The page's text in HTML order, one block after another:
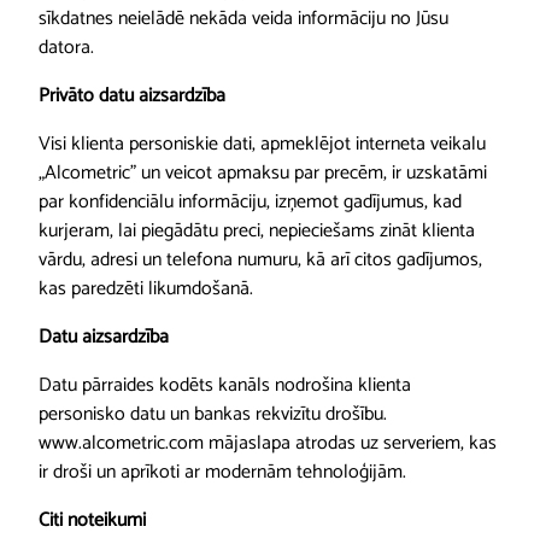
sīkdatnes neielādē nekāda veida informāciju no Jūsu
datora.
Privāto datu aizsardzība
Visi klienta personiskie dati, apmeklējot interneta veikalu
„Alcometric” un veicot apmaksu par precēm, ir uzskatāmi
par konfidenciālu informāciju, izņemot gadījumus, kad
kurjeram, lai piegādātu preci, nepieciešams zināt klienta
vārdu, adresi un telefona numuru, kā arī citos gadījumos,
kas paredzēti likumdošanā.
Datu aizsardzība
Datu pārraides kodēts kanāls nodrošina klienta
personisko datu un bankas rekvizītu drošību.
www.alcometric.com mājaslapa atrodas uz serveriem, kas
ir droši un aprīkoti ar modernām tehnoloģijām.
Citi noteikumi